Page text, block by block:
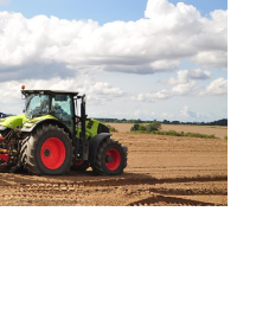
force
des efforts
pour la
tournants